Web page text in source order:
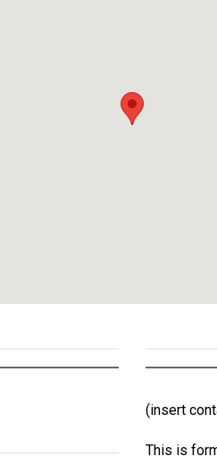
(insert
This is